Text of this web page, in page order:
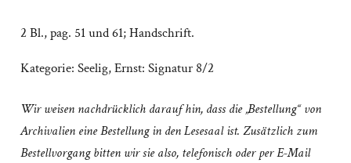
2 Bl., pag. 51 und 61; Handschrift.
Kategorie: Seelig, Ernst: Signatur 8/2
Wir weisen nachdrücklich darauf hin, dass die „Bestellung“ von
Archivalien eine Bestellung in den Lesesaal ist. Zusätzlich zum
Bestellvorgang bitten wir sie also, telefonisch oder per E-Mail